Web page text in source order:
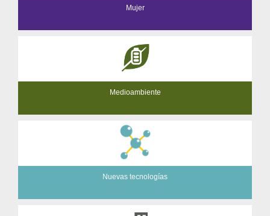
Mujer
Medioambiente
Nuevas tecnologías